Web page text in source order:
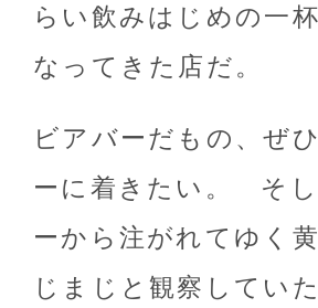
らい飲みはじめの一
なってきた店だ。
ビアバーだもの、ぜ
ーに着きたい。 そ
ーから注がれてゆく
じまじと観察していた